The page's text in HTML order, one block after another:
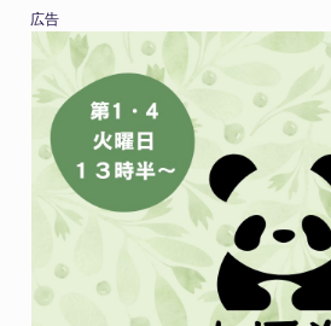
広告